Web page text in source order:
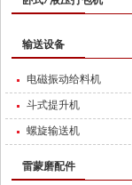
输送设备
电磁振动给料机
斗式提升机
螺旋输送机
雷蒙磨配件